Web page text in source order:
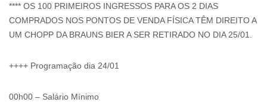
**** OS 100 PRIMEIROS INGRESSOS PARA OS 2 DIAS
COMPRADOS NOS PONTOS DE VENDA FÍSICA TÊM DIREITO A
UM CHOPP DA BRAUNS BIER A SER RETIRADO NO DIA 25/01.
++++ Programação dia 24/01
00h00 – Salário Mínimo